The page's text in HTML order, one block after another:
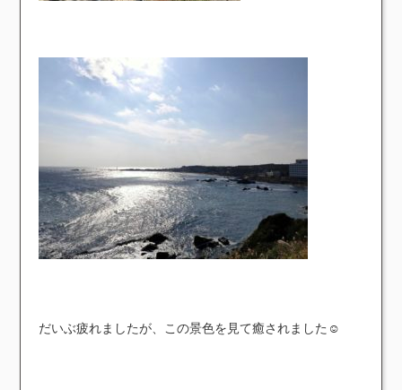
だいぶ疲れましたが、この景色を見て癒されました☺